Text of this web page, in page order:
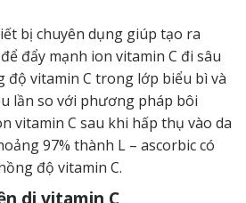
bị chuyên dụng giúp tạo ra
đẩy mạnh ion vitamin C đi sâu
độ vitamin C trong lớp biểu bì và
lần so với phương pháp bôi
vitamin C sau khi hấp thụ vào da
97% thành L – ascorbic có
độ vitamin C.